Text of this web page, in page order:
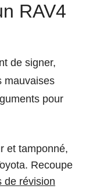
RAV4
de signer,
mauvaises
pour
et tamponné,
Recoupe
de révision